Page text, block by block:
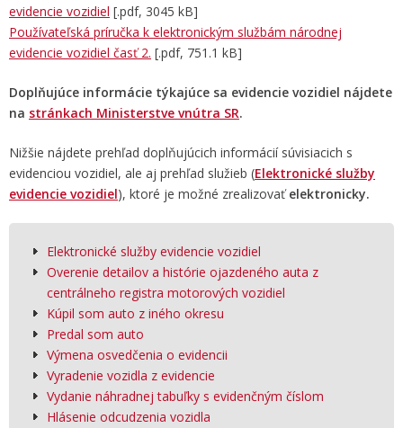
evidencie vozidiel [.pdf, 3045 kB]
Používateľská príručka k elektronickým službám národnej
evidencie vozidiel časť 2. [.pdf, 751.1 kB]
Doplňujúce informácie týkajúce sa evidencie vozidiel nájdete
na stránkach Ministerstve vnútra SR.
Nižšie nájdete prehľad doplňujúcich informácií súvisiacich s
evidenciou vozidiel, ale aj prehľad služieb (Elektronické služby
evidencie vozidiel), ktoré je možné zrealizovaťelektronicky.
Elektronické služby evidencie vozidiel
Overenie detailov a histórie ojazdeného auta z
centrálneho registra motorových vozidiel
Kúpil som auto z iného okresu
Predal som auto
Výmena osvedčenia o evidencii
Vyradenie vozidla z evidencie
Vydanie náhradnej tabuľky s evidenčným číslom
Hlásenie odcudzenia vozidla